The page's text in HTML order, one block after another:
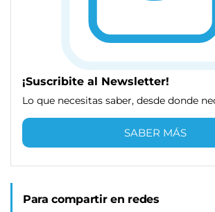
¡Suscribite al Newsletter!
Lo que necesitas saber, desde donde
SABER MÁS
Para compartir en redes